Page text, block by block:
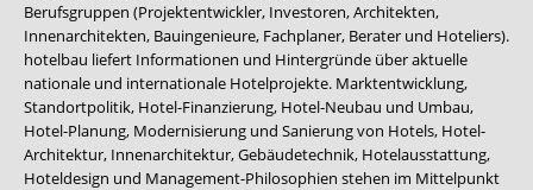
Berufsgruppen (Projektentwickler, Investoren, Architekten,
Innenarchitekten, Bauingenieure, Fachplaner, Berater und Hoteliers).
hotelbau liefert Informationen und Hintergründe über aktuelle
nationale und internationale Hotelprojekte. Marktentwicklung,
Standortpolitik, Hotel-Finanzierung, Hotel-Neubau und Umbau,
Hotel-Planung, Modernisierung und Sanierung von Hotels, Hotel-
Architektur, Innenarchitektur, Gebäudetechnik, Hotelausstattung,
Hoteldesign und Management-Philosophien stehen im Mittelpunkt